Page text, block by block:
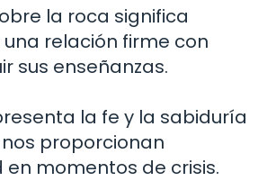
la roca significa
relación firme con
sus enseñanzas.
la fe y la sabiduría
proporcionan
momentos de crisis.